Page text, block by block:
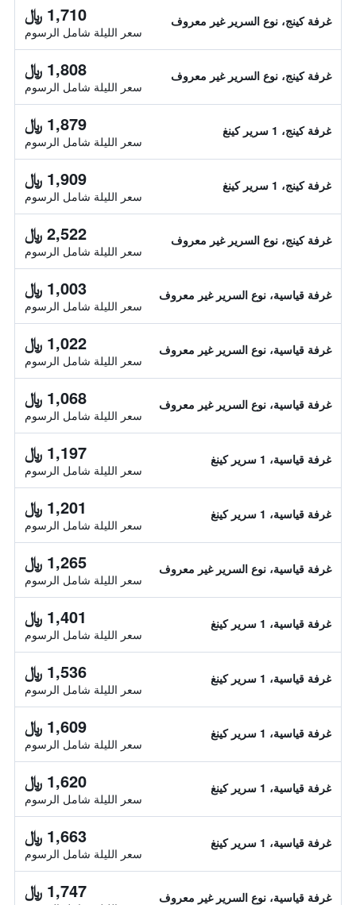
غرفة كينج، نوع السرير غير معروف 1,710 ﷼
سعر الليلة شامل الرسوم
غرفة كينج، نوع السرير غير معروف 1,808 ﷼
سعر الليلة شامل الرسوم
غرفة كينج، 1 سرير كينغ 1,879 ﷼
سعر الليلة شامل الرسوم
غرفة كينج، 1 سرير كينغ 1,909 ﷼
سعر الليلة شامل الرسوم
غرفة كينج، نوع السرير غير معروف 2,522 ﷼
سعر الليلة شامل الرسوم
غرفة قياسية، نوع السرير غير معروف 1,003 ﷼
سعر الليلة شامل الرسوم
غرفة قياسية، نوع السرير غير معروف 1,022 ﷼
سعر الليلة شامل الرسوم
غرفة قياسية، نوع السرير غير معروف 1,068 ﷼
سعر الليلة شامل الرسوم
غرفة قياسية، 1 سرير كينغ 1,197 ﷼
سعر الليلة شامل الرسوم
غرفة قياسية، 1 سرير كينغ 1,201 ﷼
سعر الليلة شامل الرسوم
غرفة قياسية، نوع السرير غير معروف 1,265 ﷼
سعر الليلة شامل الرسوم
غرفة قياسية، 1 سرير كينغ 1,401 ﷼
سعر الليلة شامل الرسوم
غرفة قياسية، 1 سرير كينغ 1,536 ﷼
سعر الليلة شامل الرسوم
غرفة قياسية، 1 سرير كينغ 1,609 ﷼
سعر الليلة شامل الرسوم
غرفة قياسية، 1 سرير كينغ 1,620 ﷼
سعر الليلة شامل الرسوم
غرفة قياسية، 1 سرير كينغ 1,663 ﷼
سعر الليلة شامل الرسوم
غرفة قياسية، نوع السرير غير معروف 1,747 ﷼